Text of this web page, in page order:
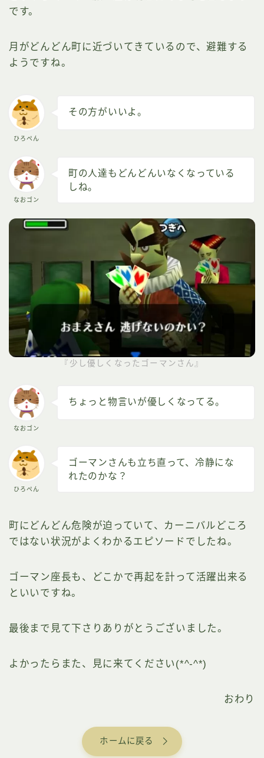
です。
月がどんどん町に近づいてきているので、避難する
ようですね。
ひろぺん
その方がいいよ。
なおゴン
町の人達もどんどんいなくなっている
しね。
『少し優しくなったゴーマンさん』
なおゴン
ちょっと物言いが優しくなってる。
ひろぺん
ゴーマンさんも立ち直って、冷静にな
れたのかな？
町にどんどん危険が迫っていて、カーニバルどころ
ではない状況がよくわかるエピソードでしたね。
ゴーマン座長も、どこかで再起を計って活躍出来る
といいですね。
最後まで見て下さりありがとうございました。
よかったらまた、見に来てください(*^-^*)
おわり
ホームに戻る